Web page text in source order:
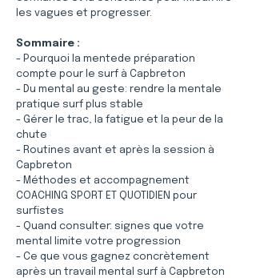
les vagues et progresser.
Sommaire :
- Pourquoi la mentede préparation
compte pour le surf à Capbreton
- Du mental au geste: rendre la mentale
pratique surf plus stable
- Gérer le trac, la fatigue et la peur de la
chute
- Routines avant et après la session à
Capbreton
- Méthodes et accompagnement
COACHING SPORT ET QUOTIDIEN pour
surfistes
- Quand consulter: signes que votre
mental limite votre progression
- Ce que vous gagnez concrètement
après un travail mental surf à Capbreton